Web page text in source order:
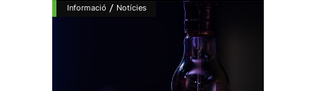
Informació / Notícies